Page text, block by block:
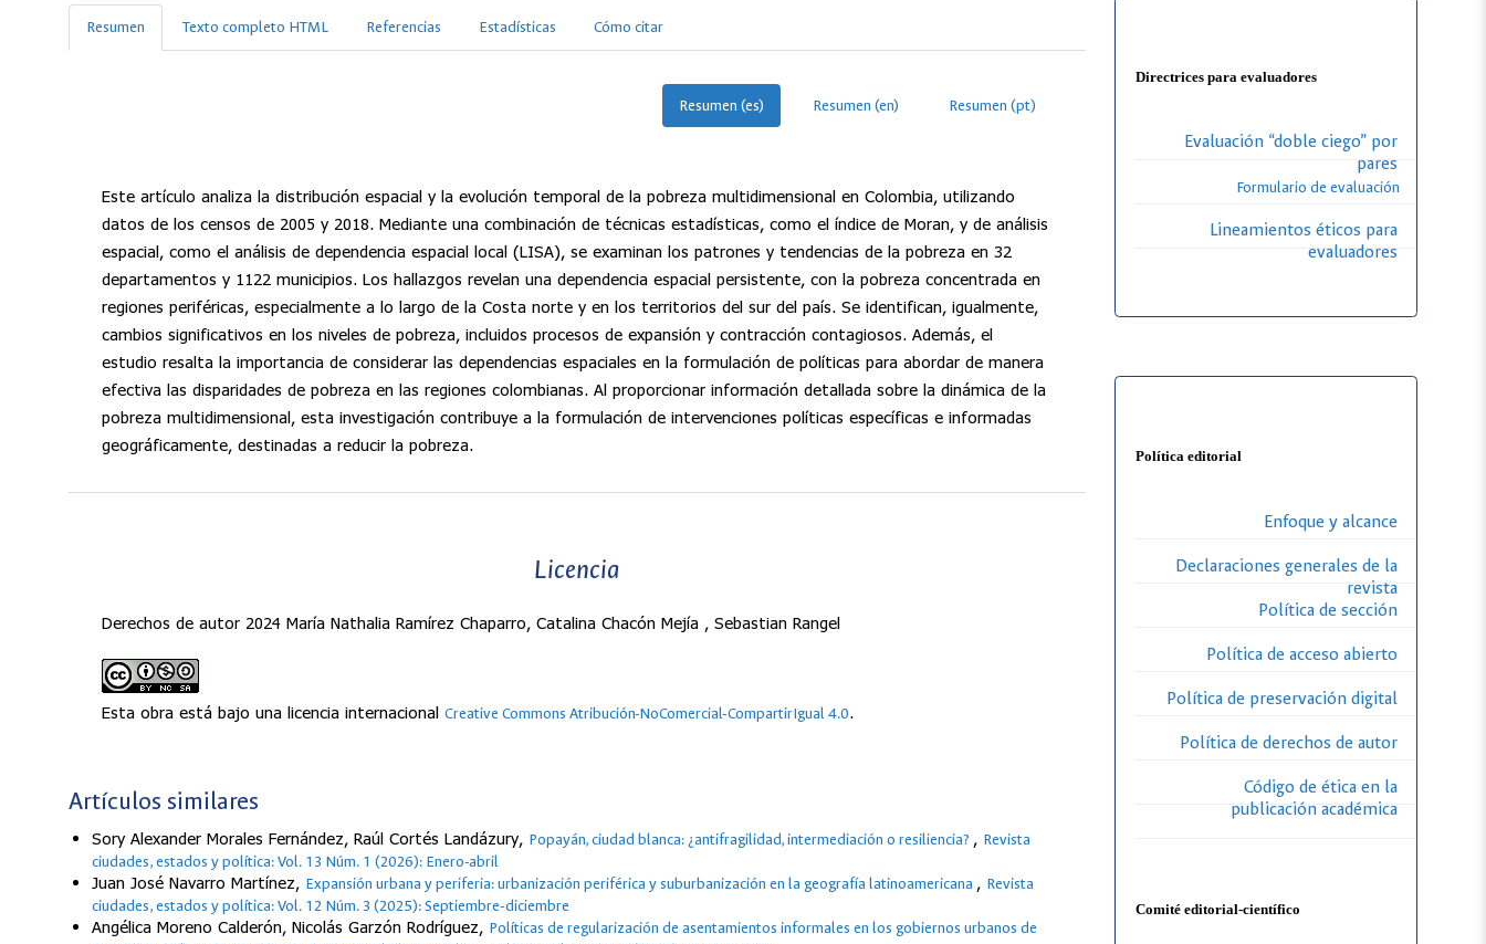
Resumen Texto completo HTML Referencias Estadísticas Cómo citar
Resumen (es) Resumen (en) Resumen (pt)
Este artículo analiza la distribución espacial y la evolución temporal de la pobreza multidimensional en Colombia, utilizando
datos de los censos de 2005 y 2018. Mediante una combinación de técnicas estadísticas, como el índice de Moran, y de análisis
espacial, como el análisis de dependencia espacial local (LISA), se examinan los patrones y tendencias de la pobreza en 32
departamentos y 1122 municipios. Los hallazgos revelan una dependencia espacial persistente, con la pobreza concentrada en
regiones periféricas, especialmente a lo largo de la Costa norte y en los territorios del sur del país. Se identifican, igualmente,
cambios significativos en los niveles de pobreza, incluidos procesos de expansión y contracción contagiosos. Además, el
estudio resalta la importancia de considerar las dependencias espaciales en la formulación de políticas para abordar de manera
efectiva las disparidades de pobreza en las regiones colombianas. Al proporcionar información detallada sobre la dinámica de la
pobreza multidimensional, esta investigación contribuye a la formulación de intervenciones políticas específicas e informadas
geográficamente, destinadas a reducir la pobreza.
Licencia
Derechos de autor 2024 María Nathalia Ramírez Chaparro, Catalina Chacón Mejía , Sebastian Rangel
Esta obra está bajo una licencia internacional Creative Commons Atribución-NoComercial-CompartirIgual 4.0.
Artículos similares
Sory Alexander Morales Fernández, Raúl Cortés Landázury, Popayán, ciudad blanca: ¿antifragilidad, intermediación o resiliencia? , Revista
ciudades, estados y política: Vol. 13 Núm. 1 (2026): Enero-abril
Juan José Navarro Martínez, Expansión urbana y periferia: urbanización periférica y suburbanización en la geografía latinoamericana , Revista
ciudades, estados y política: Vol. 12 Núm. 3 (2025): Septiembre-diciembre
Angélica Moreno Calderón, Nicolás Garzón Rodríguez, Políticas de regularización de asentamientos informales en los gobiernos urbanos de
Directrices para evaluadores
Evaluación “doble ciego” por
pares
Formulario de evaluación
Lineamientos éticos para
evaluadores
Política editorial
Enfoque y alcance
Declaraciones generales de la
revista
Política de sección
Política de acceso abierto
Política de preservación digital
Política de derechos de autor
Código de ética en la
publicación académica
Comité editorial-científico